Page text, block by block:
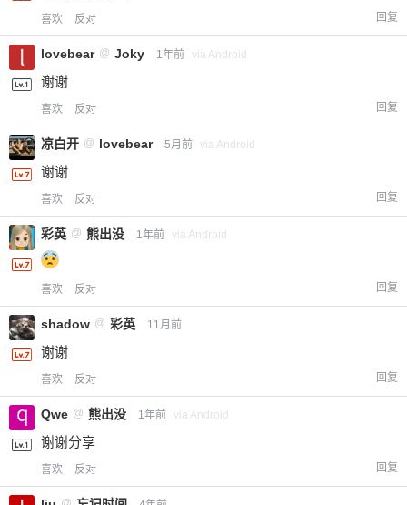
喜欢 反对 回复
lovebear @ Joky 1年前 via Android
谢谢
喜欢 反对 回复
凉白开 @ lovebear 5月前 via Android
谢谢
喜欢 反对 回复
彩英 @ 熊出没 1年前 via Android
喜欢 反对 回复
shadow @ 彩英 11月前
谢谢
喜欢 反对 回复
Qwe @ 熊出没 1年前 via Android
谢谢分享
喜欢 反对 回复